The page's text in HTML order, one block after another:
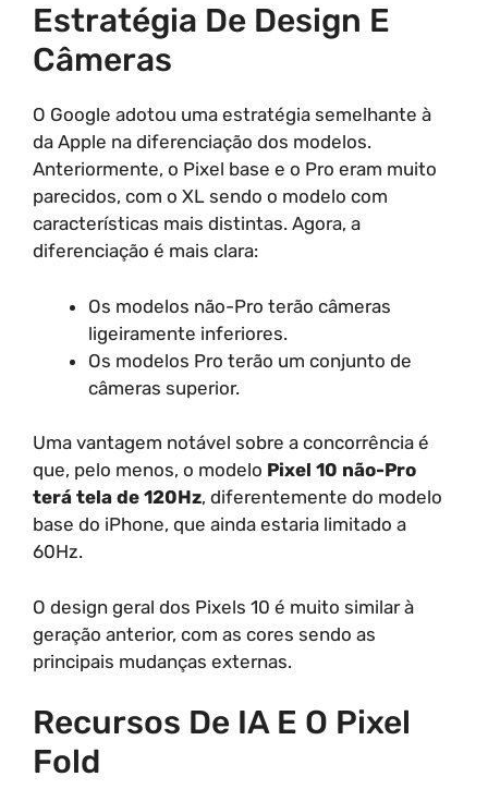
Estratégia De Design E
Câmeras
O Google adotou uma estratégia semelhante à
da Apple na diferenciação dos modelos.
Anteriormente, o Pixel base e o Pro eram muito
parecidos, com o XL sendo o modelo com
características mais distintas. Agora, a
diferenciação é mais clara:
Os modelos não-Pro terão câmeras
ligeiramente inferiores.
Os modelos Pro terão um conjunto de
câmeras superior.
Uma vantagem notável sobre a concorrência é
que, pelo menos, o modelo Pixel 10 não-Pro
terá tela de 120Hz, diferentemente do modelo
base do iPhone, que ainda estaria limitado a
60Hz.
O design geral dos Pixels 10 é muito similar à
geração anterior, com as cores sendo as
principais mudanças externas.
Recursos De IA E O Pixel
Fold